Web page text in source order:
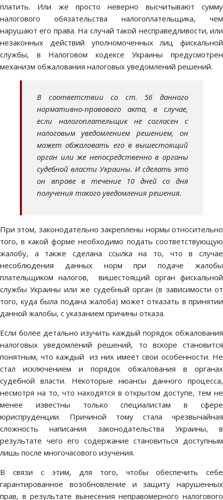
платить. Или же просто неверно высчитывают сумму
налогового обязательства налогоплательщика, чем
нарушают его права. На случай такой несправедливости, или
незаконных действий уполномоченных лиц фискальной
службы, в Налоговом кодексе Украины предусмотрен
механизм обжалования налоговых уведомлений решений.
В соответствии со ст. 56 данного
нормативно-правового акта, в случае,
если налогоплательщик не согласен с
налоговым уведомлением решением, он
может обжаловать его в вышестоящий
орган или же непосредственно в органы
судебной власти Украины. И сделать это
он вправе в течение 10 дней со дня
получения такого уведомления решения.
При этом, законодательно закреплены нормы относительно
того, в какой форме необходимо подать соответствующую
жалобу, а также сделана ссылка на то, что в случае
несоблюдения данных норм при подаче жалобы
плательщиком налогов, вишестоящий орган фискальной
службы Украины или же судебный орган (в зависимости от
того, куда была подана жалоба) может отказать в принятии
данной жалобы, с указанием причины отказа.
Если более детально изучить каждый порядок обжалования
налоговых уведомлений решений, то вскоре становится
понятным, что каждый из них имеет свои особенности. Не
стал исключением и порядок обжалования в органах
судебной власти. Некоторые нюансы данного процесса,
несмотря на то, что находятся в открытом доступе, тем не
менее известны только специалистам в сфере
юриспруденции. Причиной тому стала чрезвычайная
сложность написания законодательства Украины, в
результате чего его содержание становиться доступным
лишь после многочасового изучения.
В связи с этим, для того, чтобы обеспечить себе
гарантированное возобновление и защиту нарушенных
прав, в результате вынесения неправомерного налогового